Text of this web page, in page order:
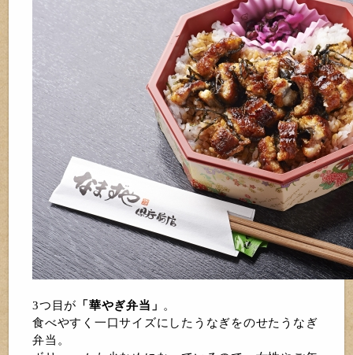
3つ目が 「華やぎ弁当」 。
食べやすく一口サイズにしたうなぎをのせたうなぎ
弁当。